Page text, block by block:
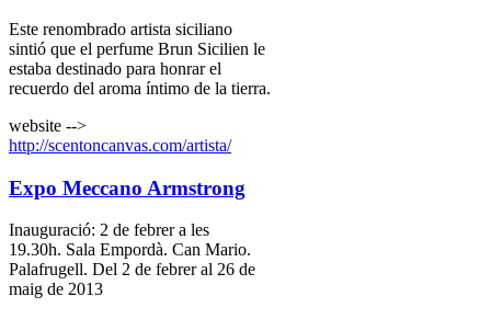
Este renombrado artista siciliano
sintió que el perfume Brun Sicilien le
estaba destinado para honrar el
recuerdo del aroma íntimo de la tierra.
website -->
http://scentoncanvas.com/artista/
Expo Meccano Armstrong
Inauguració: 2 de febrer a les
19.30h. Sala Empordà. Can Mario.
Palafrugell. Del 2 de febrer al 26 de
maig de 2013